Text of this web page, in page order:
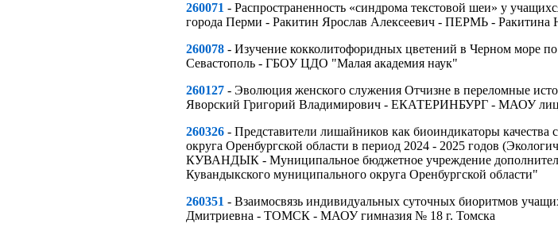
260071 - Распространенность «синдрома текстовой шеи» у
города Перми - Ракитин Ярослав Алексеевич - ПЕРМЬ -
260078 - Изучение кокколитофоридных цветений в Черном море
Севастополь - ГБОУ ЦДО "Малая академия наук"
260127 - Эволюция женского служения Отчизне в переломные
Яворский Григорий Владимирович - ЕКАТЕРИНБУРГ - МАОУ
260326 - Представители лишайников как биоиндикаторы
округа Оренбургской области в период 2024 - 2025 годов
КУВАНДЫК - Муниципальное бюджетное учреждение
Кувандыкского муниципального округа Оренбургской области"
260351 - Взаимосвязь индивидуальных суточных биоритмов
Дмитриевна - ТОМСК - МАОУ гимназия № 18 г. Томска